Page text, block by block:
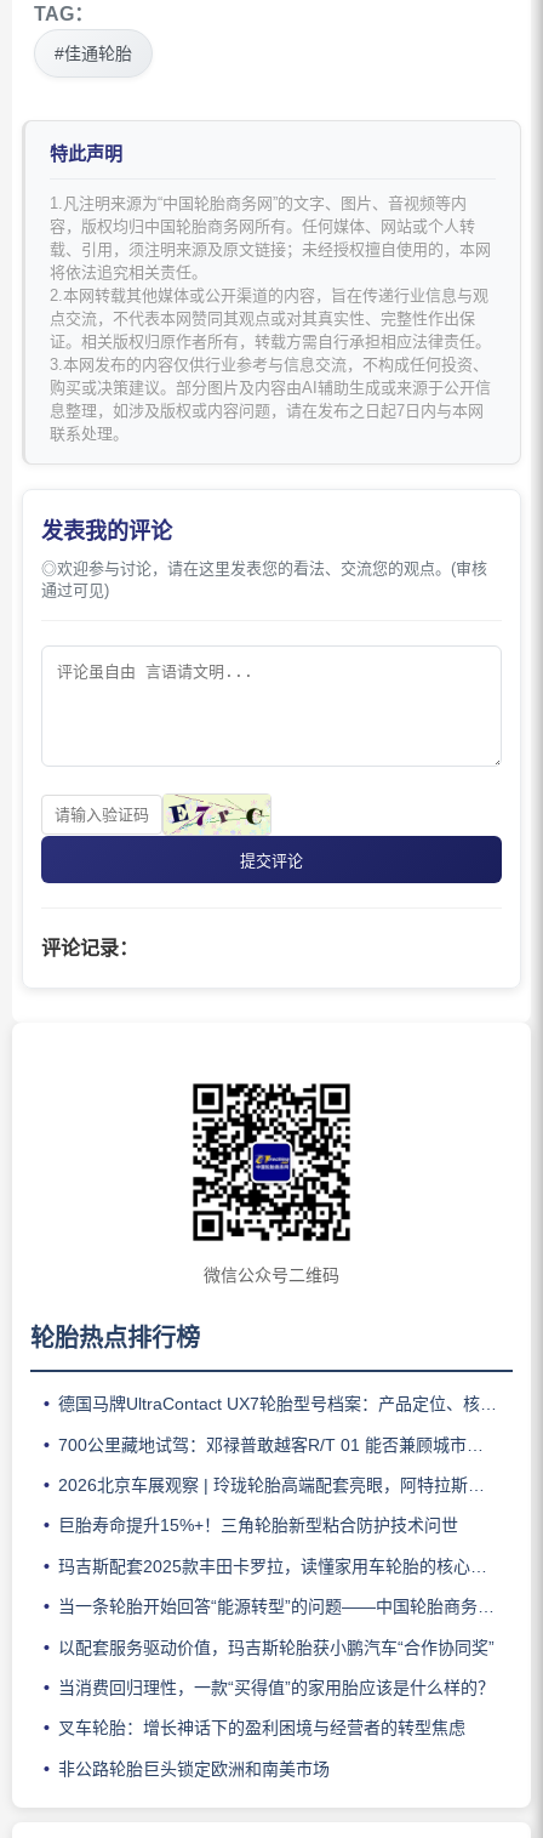
TAG：
#佳通轮胎
特此声明
1.凡注明来源为“中国轮胎商务网”的文字、图片、音视频等内
容，版权均归中国轮胎商务网所有。任何媒体、网站或个人转
载、引用，须注明来源及原文链接；未经授权擅自使用的，本网
将依法追究相关责任。
2.本网转载其他媒体或公开渠道的内容，旨在传递行业信息与观
点交流，不代表本网赞同其观点或对其真实性、完整性作出保
证。相关版权归原作者所有，转载方需自行承担相应法律责任。
3.本网发布的内容仅供行业参考与信息交流，不构成任何投资、
购买或决策建议。部分图片及内容由AI辅助生成或来源于公开信
息整理，如涉及版权或内容问题，请在发布之日起7日内与本网
联系处理。
发表我的评论
◎欢迎参与讨论，请在这里发表您的看法、交流您的观点。(审核
通过可见)
提交评论
评论记录：
微信公众号二维码
轮胎热点排行榜
德国马牌UltraContact UX7轮胎型号档案：产品定位、核心技术、适用车型与使用场景
700公里藏地试驾：邓禄普敢越客R/T 01 能否兼顾城市与越野？
2026北京车展观察 | 玲珑轮胎高端配套亮眼，阿特拉斯助力智界V9领跑豪华MPV市场
巨胎寿命提升15%+！三角轮胎新型粘合防护技术问世
玛吉斯配套2025款丰田卡罗拉，读懂家用车轮胎的核心密码
当一条轮胎开始回答“能源转型”的问题——中国轮胎商务网解读赛轮全新一代商用车轮胎发布
以配套服务驱动价值，玛吉斯轮胎获小鹏汽车“合作协同奖”
当消费回归理性，一款“买得值”的家用胎应该是什么样的？
叉车轮胎：增长神话下的盈利困境与经营者的转型焦虑
非公路轮胎巨头锁定欧洲和南美市场